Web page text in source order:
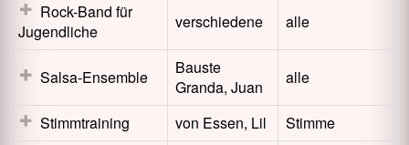
Rock-Band für
Jugendliche
verschiedene alle
Salsa-Ensemble
Bauste
Granda, Juan
alle
Stimmtraining von Essen, Lil
Stimme